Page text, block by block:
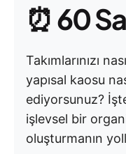
⏰60
Takımlarınızı
yapısal kaosu
ediyorsunuz?
işlevsel bir
oluşturmanın